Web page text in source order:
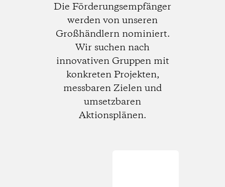
Die Förderungsempfänger
werden von unseren
Großhändlern nominiert.
Wir suchen nach
innovativen Gruppen mit
konkreten Projekten,
messbaren Zielen und
umsetzbaren
Aktionsplänen.